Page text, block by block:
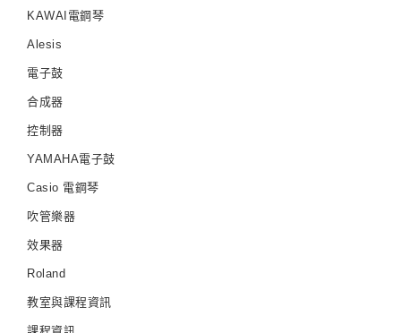
KAWAI電鋼琴
Alesis
電子鼓
合成器
控制器
YAMAHA電子鼓
Casio 電鋼琴
吹管樂器
效果器
Roland
教室與課程資訊